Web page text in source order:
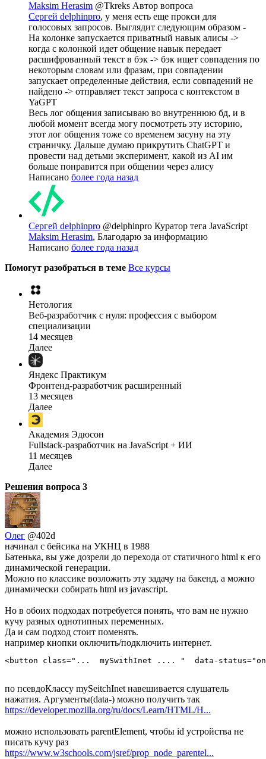
Maksim Herasim @Tkreks Автор вопроса
Сергей delphinpro, у меня есть еще прокси для
голосовых запросов. Выглядит следующим образом -
На колонке запускается приватный навык алисы ->
когда с колонкой идет общение навык передает
расшифрованный текст в бэк -> бэк ищет совпадения по
некоторым словам или фразам, при совпадении
запускает определенные действия, если совпадений не
найдено -> отправляет текст запроса с контекстом в
YaGPT
Весь лог общения записываю во внутреннюю бд, и в
любой момент всегда могу посмотреть эту историю,
этот лог общения тоже со временем засуну на эту
страничку. Дальше думаю прикрутить ChatGPT и
провести над детьми эксперимент, какой из AI им
больше понравится при общении через алису
Написано более года назад
Сергей delphinpro @delphinpro Куратор тега JavaScript
Maksim Herasim, Благодарю за информацию
Написано более года назад
Помогут разобраться в теме Все курсы
Нетология
Веб-разработчик с нуля: профессия с выбором
специализации
14 месяцев
Далее
Яндекс Практикум
Фронтенд-разработчик расширенный
13 месяцев
Далее
Академия Эдюсон
Fullstack-разработчик на JavaScript + ИИ
11 месяцев
Далее
Решения вопроса 3
Олег @402d
начинал с бейсика на УКНЦ в 1988
Батенька, вы уже дозрели до перехода от статичного html к его
динамической генерации.
Можно по классике возложить эту задачу на бакенд, а можно
динамически собирать html из javascript.
Но в обоих подходах потребуется понять, что вам не нужно
кучу разных однотипных переменных.
Да и сам подход стоит поменять.
например кнопки оключить/подключить интернет.
<button class="...  mySwithInet .... "  data-status="on/
по псевдоКлассу mySeitchInet навешивается слушатель
нажатия. Аргументы(data-) можно получить так
https://developer.mozilla.org/ru/docs/Learn/HTML/H...
можно использовать parentElement, чтобы id устройства не
писать кучу раз
https://www.w3schools.com/jsref/prop_node_parentel...